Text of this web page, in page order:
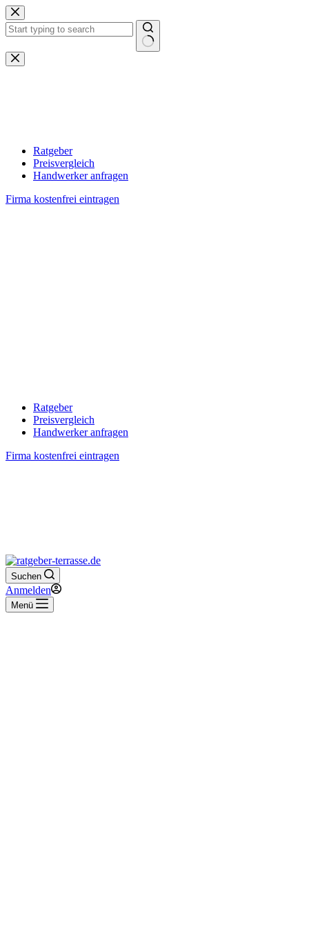
Zum
Inhalt
springen
Keine
Ergebnisse
Ratgeber
Preisvergleich
Handwerker anfragen
Firma kostenfrei eintragen
Ratgeber
Preisvergleich
Handwerker anfragen
Firma kostenfrei eintragen
Suchen
Anmelden
Menü